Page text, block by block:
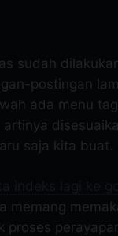
sudah
postingan
ada menu
saja kita buat.
indeks lagi ke
memang
proses